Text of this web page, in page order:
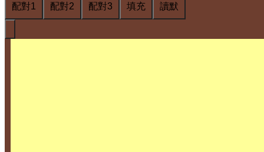
配對1
配對2 配對3 填充 讀默